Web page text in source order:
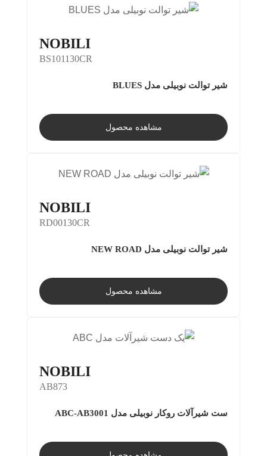
NOBILI
BS101130CR
شیر توالت نوبیلی مدل BLUES
مشاهده محصول
NOBILI
RD00130CR
شیر توالت نوبیلی مدل NEW ROAD
مشاهده محصول
NOBILI
AB873
ست شیرآلات روکار نوبیلی مدل ABC-AB3001